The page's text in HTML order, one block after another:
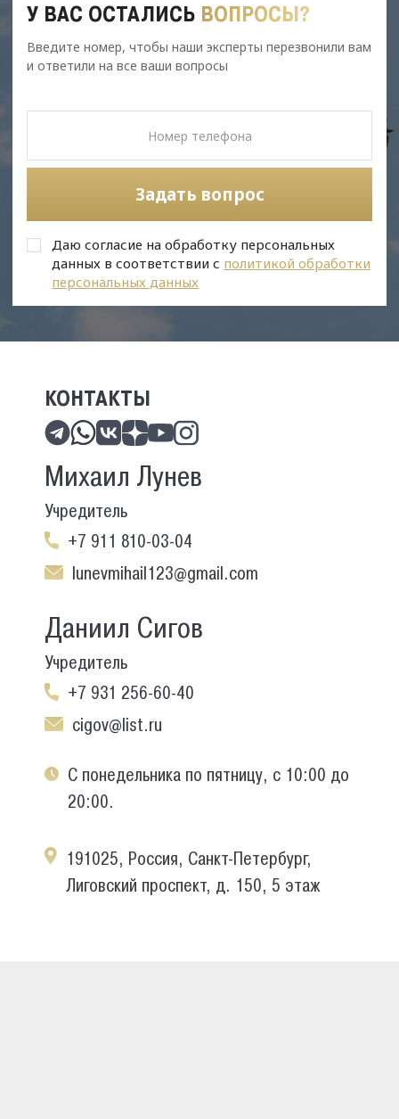
У ВАС ОСТАЛИСЬ ВОПРОСЫ?
Введите номер, чтобы наши эксперты перезвонили вам
и ответили на все ваши вопросы
Задать вопрос
Даю согласие на обработку персональных
данных в соответствии с политикой обработки
персональных данных
КОНТАКТЫ
Михаил Лунев
Учредитель
+7 911 810-03-04
lunevmihail123@gmail.com
Даниил Сигов
Учредитель
+7 931 256-60-40
cigov@list.ru
С понедельника по пятницу, с 10:00 до
20:00.
191025, Россия, Санкт-Петербург,
Лиговский проспект, д. 150, 5 этаж